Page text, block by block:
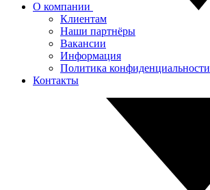
О компании
Клиентам
Наши партнёры
Вакансии
Информация
Политика конфиденциальности
Контакты